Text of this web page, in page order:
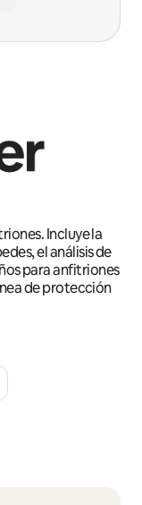
Incluye la
el análisis de
para anfitriones
de protección